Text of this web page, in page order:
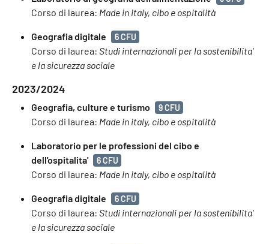
Corso di laurea: Made in italy, cibo e ospitalità
Geografia digitale 6 CFU
Corso di laurea: Studi internazionali per la sostenibilita'
e la sicurezza sociale
2023/2024
Geografia, culture e turismo 9 CFU
Corso di laurea: Made in italy, cibo e ospitalità
Laboratorio per le professioni del cibo e
dell'ospitalita'
6 CFU
Corso di laurea: Made in italy, cibo e ospitalità
Geografia digitale 6 CFU
Corso di laurea: Studi internazionali per la sostenibilita'
e la sicurezza sociale